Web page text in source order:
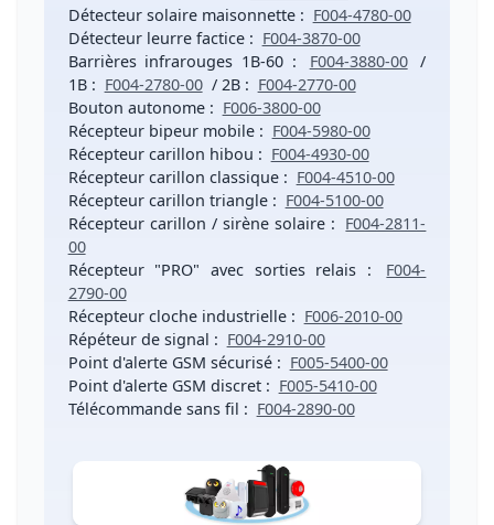
Détecteur solaire maisonnette: F004-4780-00
Détecteur leurre factice: F004-3870-00
Barrières infrarouges 1B-60 : F004-3880-00 /
1B: F004-2780-00 / 2B: F004-2770-00
Bouton autonome: F006-3800-00
Récepteur bipeur mobile: F004-5980-00
Récepteur carillon hibou : F004-4930-00
Récepteur carillon classique: F004-4510-00
Récepteur carillon triangle: F004-5100-00
Récepteur carillon / sirène solaire : F004-2811-
00
Récepteur "PRO" avec sorties relais :
F004-
2790-00
Récepteur cloche industrielle: F006-2010-00
Répéteur de signal : F004-2910-00
Point d'alerte GSM sécurisé: F005-5400-00
Point d'alerte GSM discret: F005-5410-00
Télécommande sans fil : F004-2890-00